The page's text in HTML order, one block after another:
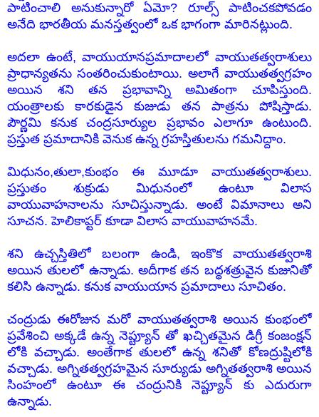
పాటించాలి అనుకున్నారో ఏమో? రూల్స్ పాటించకపోవడం
అనేది భారతీయ మనస్తత్వంలో ఒక భాగంగా మారినట్లుంది.
అదలా ఉంటే, వాయుయానప్రమాదాలలో వాయుతత్వరాశులు
ప్రాధాన్యతను సంతరించుకుంటాయి. అలాగే వాయుతత్వగ్రహం
అయిన శని తన ప్రభావాన్ని అమితంగా చూపిస్తుంది.
యంత్రాలకు కారకుడైన కుజుడు తన పాత్రను పోషిస్తాడు.
పౌర్ణమి కనుక చంద్రసూర్యుల ప్రభావం ఎలాగూ ఉంటుంది.
ప్రస్తుత ప్రమాదానికి వెనుక ఉన్న గ్రహస్తితులను గమనిద్దాం.
మిధునం,తులా,కుంభం ఈ మూడూ వాయుతత్వరాశులు.
ప్రస్తుతం శుక్రుడు మిధునంలో ఉంటూ విలాస
వాయువాహనాలను సూచిస్తున్నాడు. అంటే విమానాలు అని
సూచన. హెలికాప్టర్ కూడా విలాస వాయువాహనమే.
శని ఉచ్చస్తితిలో బలంగా ఉండి, ఇంకొక వాయుతత్వరాశి
అయిన తులలో ఉన్నాడు. అదీగాక తన బద్ధశత్రువైన కుజునితో
కలిసి ఉన్నాడు. కనుక వాయుయాన ప్రమాదాలు సూచితం.
చంద్రుడు ఈరోజున మరో వాయుతత్వరాశి అయిన కుంభంలో
ప్రవేశించి అక్కడే ఉన్న నెప్ట్యూన్ తో ఖచ్చితమైన డిగ్రీ కంజంక్షన్
లోకి వచ్చాడు. అంతేగాక తులలో ఉన్న శనితో కోణద్రుష్టిలోకి
వచ్చాడు. అగ్నితత్వగ్రహమైన సూర్యుడు అగ్నితత్వరాశి అయిన
సింహంలో ఉంటూ ఈ చంద్రునికి నెప్ట్యూన్ కు ఎదురుగా
ఉన్నాడు.